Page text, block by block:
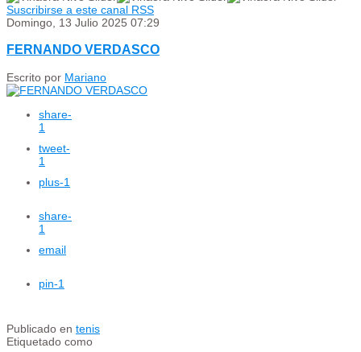
Suscribirse a este canal RSS
Domingo, 13 Julio 2025 07:29
FERNANDO VERDASCO
Escrito por Mariano
share-
1
tweet-
1
plus-1
share-
1
email
pin-1
Publicado en tenis
Etiquetado como